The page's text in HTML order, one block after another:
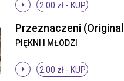
2.00 zł - KUP
PIĘKNI I MŁODZI
2.00 zł - KUP